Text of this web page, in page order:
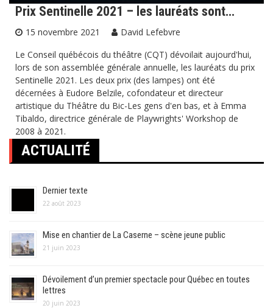
Prix Sentinelle 2021 – les lauréats sont…
15 novembre 2021
David Lefebvre
Le Conseil québécois du théâtre (CQT) dévoilait aujourd'hui,
lors de son assemblée générale annuelle, les lauréats du prix
Sentinelle 2021. Les deux prix (des lampes) ont été
décernées à Eudore Belzile, cofondateur et directeur
artistique du Théâtre du Bic-Les gens d'en bas, et à Emma
Tibaldo, directrice générale de Playwrights' Workshop de
2008 à 2021.
ACTUALITÉ
Dernier texte
22 août 2023
Mise en chantier de La Caserne – scène jeune public
21 juin 2023
Dévoilement d’un premier spectacle pour Québec en toutes
lettres
20 juin 2023